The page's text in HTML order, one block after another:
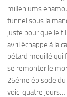
milleniums
tunnel sous la
juste pour que le
avril échappe à la
pétard mouillé
se remonter le
25éme épisode
voici quatre jours…